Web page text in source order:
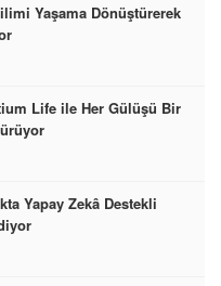
Yaşama Dönüştürerek
Life ile Her Gülüşü Bir
Yapay Zekâ Destekli